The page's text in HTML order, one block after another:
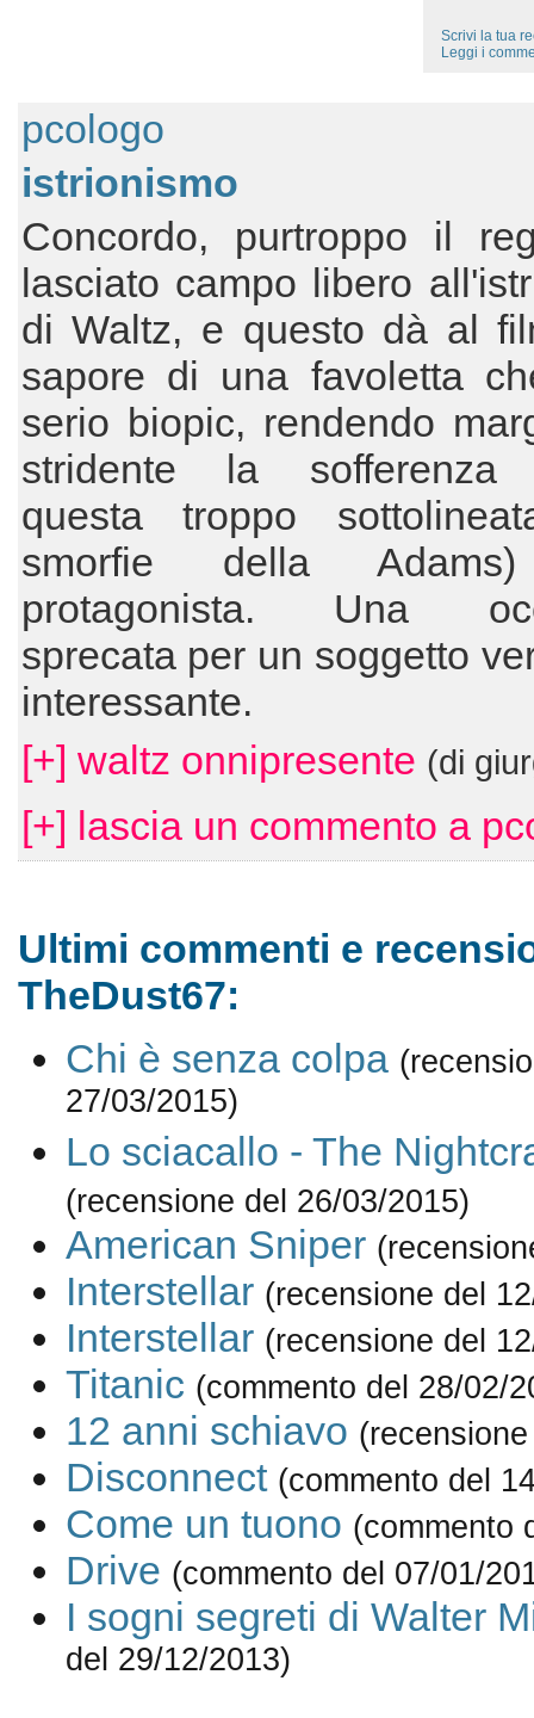
Scrivi la tua
Leggi i
pcologo
istrionismo
Concordo, purtroppo il
lasciato campo libero
di Waltz, e questo dà al
sapore di una favoletta
serio biopic, rendendo
stridente la sofferenza
questa troppo
smorfie della
protagonista. Una
sprecata per un soggetto
interessante.
[+] waltz onnipresente (di
[+] lascia un commento a
Ultimi commenti e
TheDust67:
Chi è senza colpa
27/03/2015)
Lo sciacallo - The
(recensione del 26/03/2015)
American Sniper
Interstellar (recensione del
Interstellar (recensione del
Titanic (commento del 28/02/
12 anni schiavo
Disconnect (commento del
Come un tuono (commento
Drive (commento del 07/01/
I sogni segreti di Walter
del 29/12/2013)